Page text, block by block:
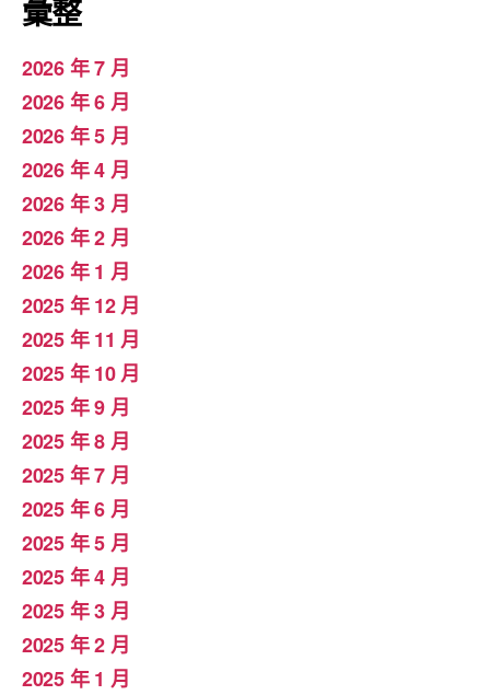
彙整
2026 年 7 月
2026 年 6 月
2026 年 5 月
2026 年 4 月
2026 年 3 月
2026 年 2 月
2026 年 1 月
2025 年 12 月
2025 年 11 月
2025 年 10 月
2025 年 9 月
2025 年 8 月
2025 年 7 月
2025 年 6 月
2025 年 5 月
2025 年 4 月
2025 年 3 月
2025 年 2 月
2025 年 1 月